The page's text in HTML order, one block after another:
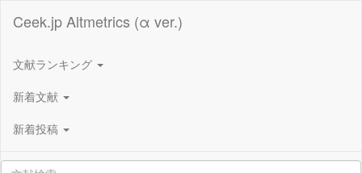
Ceek.jp Altmetrics (α ver.)
文献ランキング
新着文献
新着投稿